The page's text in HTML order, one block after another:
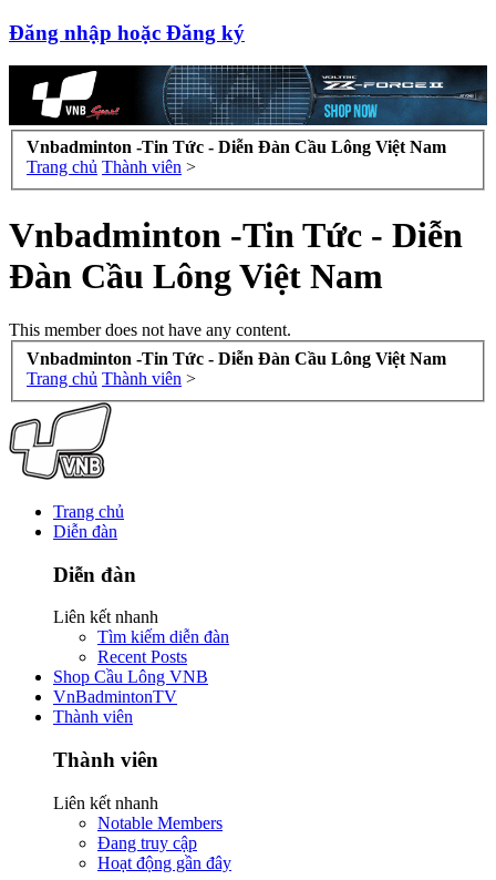
Đăng nhập hoặc Đăng ký
Vnbadminton -Tin Tức - Diễn Đàn Cầu Lông Việt Nam
Trang chủ Thành viên >
Vnbadminton -Tin Tức - Diễn
Đàn Cầu Lông Việt Nam
This member does not have any content.
Vnbadminton -Tin Tức - Diễn Đàn Cầu Lông Việt Nam
Trang chủ Thành viên >
Trang chủ
Diễn đàn
Diễn đàn
Liên kết nhanh
Tìm kiếm diễn đàn
Recent Posts
Shop Cầu Lông VNB
VnBadmintonTV
Thành viên
Thành viên
Liên kết nhanh
Notable Members
Đang truy cập
Hoạt động gần đây